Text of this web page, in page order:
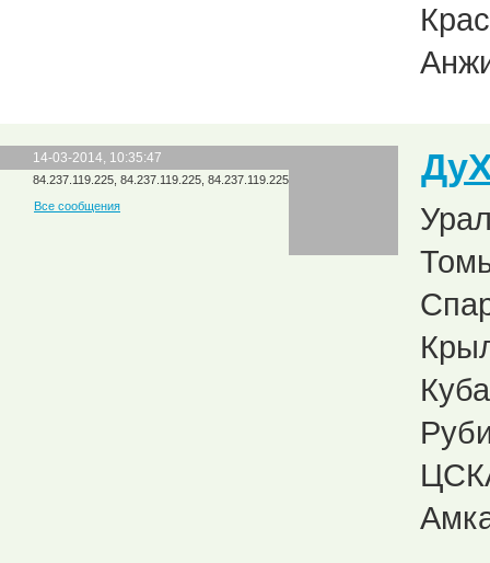
14-03-2014, 10:35:47
84.237.119.225, 84.237.119.225, 84.237.119.225
Все сообщения